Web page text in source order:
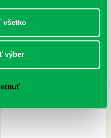
všetko
výber
kompletný sprievodca